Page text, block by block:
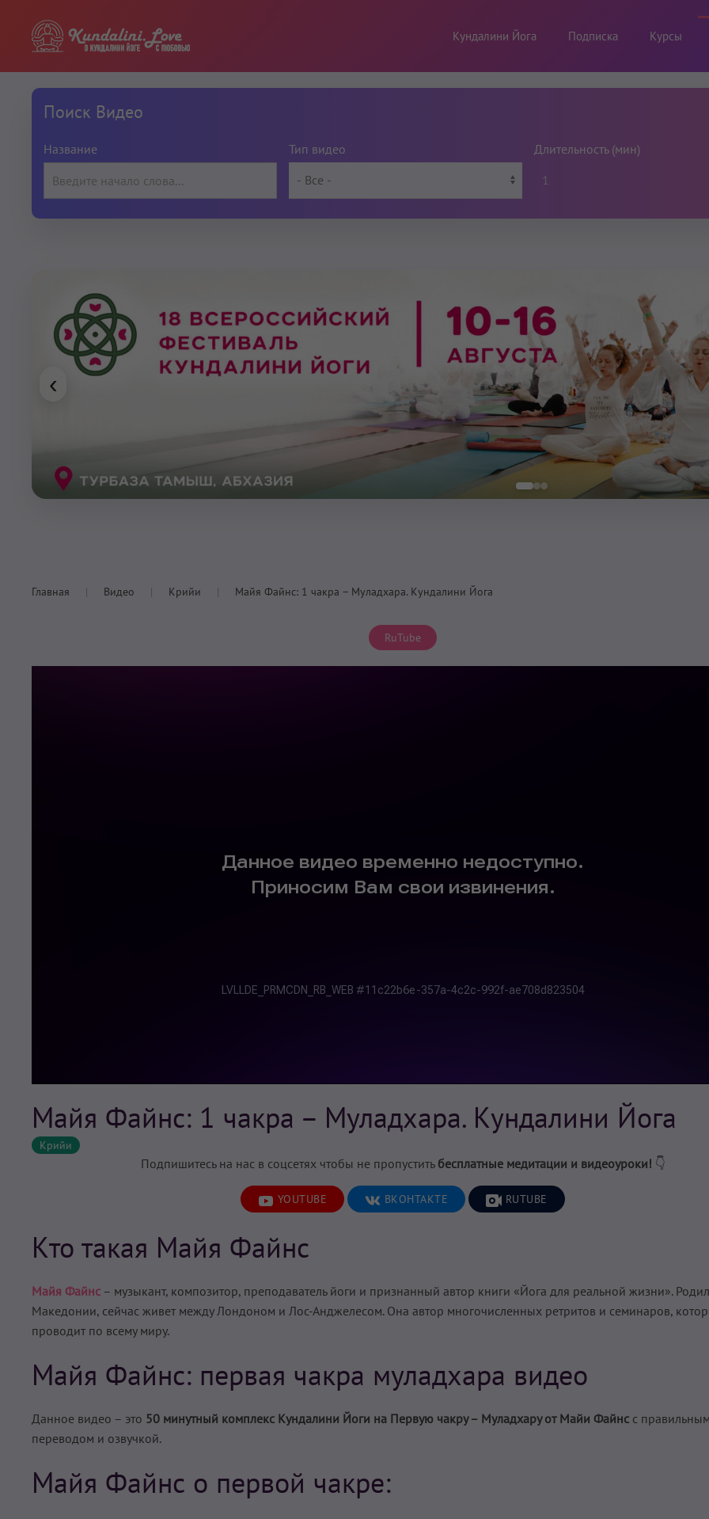
Кундалини Йога Подписка Курсы
Поиск Видео
Название Тип видео
Длительность (мин)
1
‹
Главная Видео Крийи Майя Файнс: 1 чакра – Муладхара. Кундалини Йога
RuTube
Майя Файнс: 1 чакра – Муладхара. Кундалини Йога
Крийи
Подпишитесь на нас в соцсетях чтобы не пропустить бесплатные медитации и видеоуроки! 👇
YOUTUBE ВКОНТАКТЕ RUTUBE
Кто такая Майя Файнс
Майя Файнс – музыкант, композитор, преподаватель йоги и признанный автор книги «Йога для реальной жизни».
Македонии, сейчас живет между Лондоном и Лос-Анджелесом. Она автор многочисленных ретритов и семинаров,
проводит по всему миру.
Майя Файнс: первая чакра муладхара видео
Данное видео – это 50 минутный комплекс Кундалини Йоги на Первую чакру – Муладхару от Майи Файнс с правильным
переводом и озвучкой.
Майя Файнс о первой чакре: